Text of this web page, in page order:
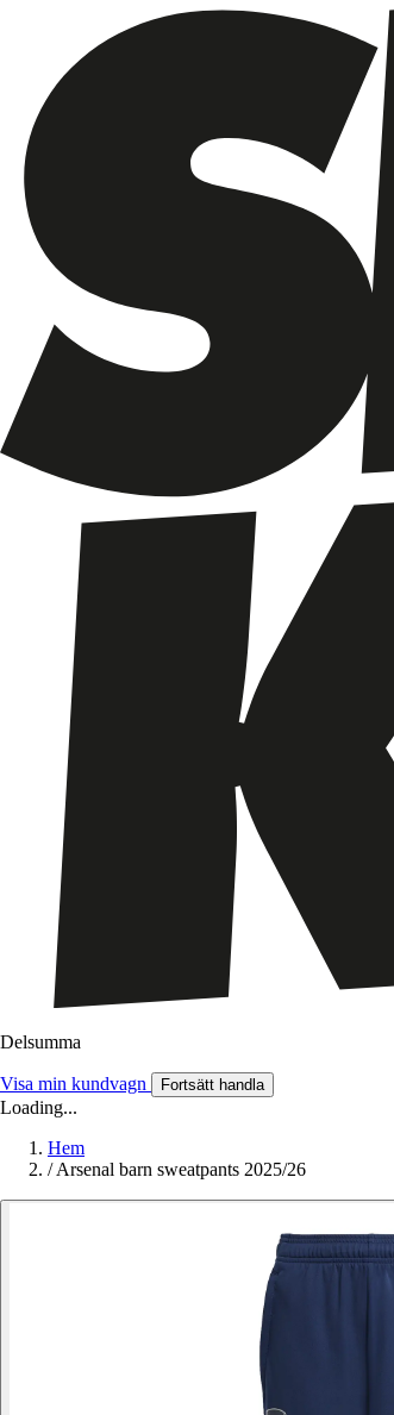
Delsumma
Visa min kundvagn Fortsätt handla
Loading...
Hem
/Arsenal barn sweatpants 2025/26